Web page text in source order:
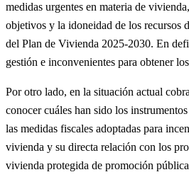
medidas urgentes en materia de
objetivos y la idoneidad de los recursos
del Plan de Vivienda 2025-2030. En
gestión e inconvenientes para obtener
Por otro lado, en la situación actual
conocer cuáles han sido los
las medidas fiscales adoptadas para
vivienda y su directa relación con los
vivienda protegida de promoción